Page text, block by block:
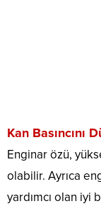
Kan Basıncını
Enginar özü,
olabilir. Ayrıca
yardımcı olan iyi